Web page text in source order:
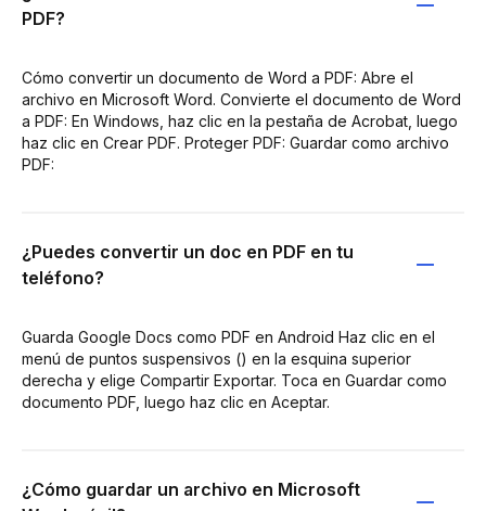
PDF?
Cómo convertir un documento de Word a PDF: Abre el
archivo en Microsoft Word. Convierte el documento de Word
a PDF: En Windows, haz clic en la pestaña de Acrobat, luego
haz clic en Crear PDF. Proteger PDF: Guardar como archivo
PDF:
¿Puedes convertir un doc en PDF en tu
teléfono?
Guarda Google Docs como PDF en Android Haz clic en el
menú de puntos suspensivos () en la esquina superior
derecha y elige Compartir Exportar. Toca en Guardar como
documento PDF, luego haz clic en Aceptar.
¿Cómo guardar un archivo en Microsoft